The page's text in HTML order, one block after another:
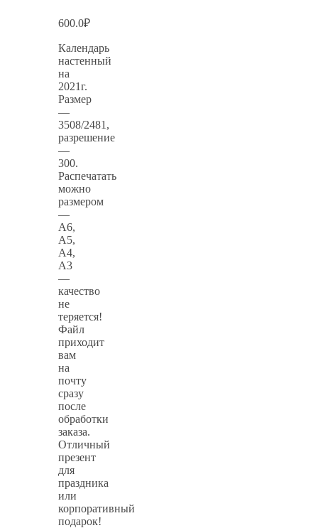
600.0₽
Календарь
настенный
на
2021г.
Размер
—
3508/2481,
разрешение
—
300.
Распечатать
можно
размером
—
А6,
А5,
А4,
А3
—
качество
не
теряется!
Файл
приходит
вам
на
почту
сразу
после
обработки
заказа.
Отличный
презент
для
праздника
или
корпоративный
подарок!